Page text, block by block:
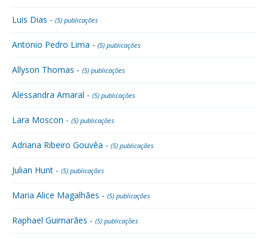
Luis Dias - (5) publicações
Antonio Pedro Lima - (5) publicações
Allyson Thomas - (5) publicações
Alessandra Amaral - (5) publicações
Lara Moscon - (5) publicações
Adriana Ribeiro Gouvêa - (5) publicações
Julian Hunt - (5) publicações
Maria Alice Magalhães - (5) publicações
Raphael Guimarães - (5) publicações